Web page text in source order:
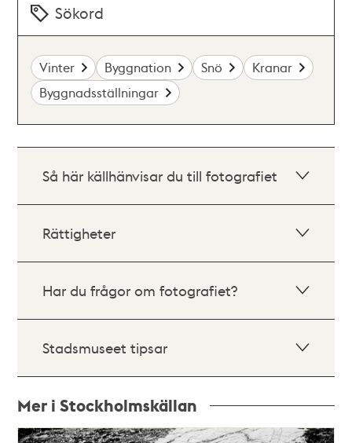
Sökord
Vinter Byggnation Snö
Kranar
Byggnadsställningar
Så här källhänvisar du till fotografiet
Rättigheter
Har du frågor om fotografiet?
Stadsmuseet tipsar
Mer i Stockholmskällan
Relaterade